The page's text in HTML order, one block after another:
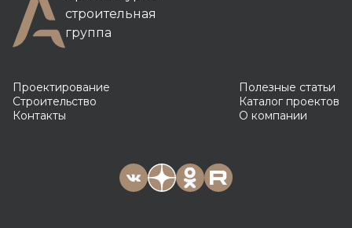
строительная
группа
Проектирование
Строительство
Контакты
Полезные статьи
Каталог проектов
О компании